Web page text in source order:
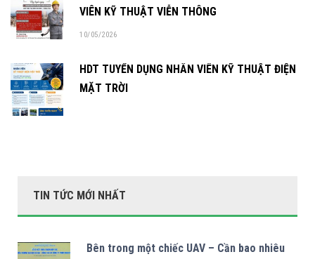
VIÊN KỸ THUẬT VIỄN THÔNG
10/05/2026
HDT TUYỂN DỤNG NHÂN VIÊN KỸ THUẬT ĐIỆN
MẶT TRỜI
TIN TỨC MỚI NHẤT
Bên trong một chiếc UAV – Cần bao nhiêu